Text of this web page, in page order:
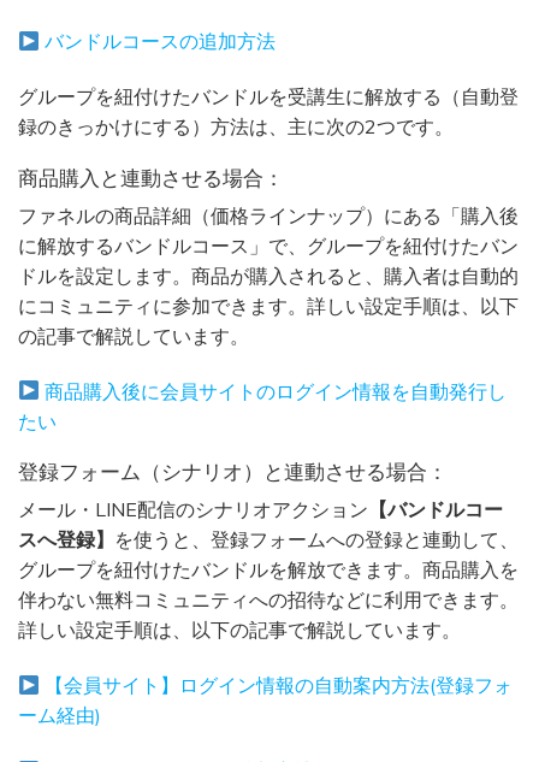
バンドルコースの追加方法
グループを紐付けたバンドルを受講生に解放する（自動登
録のきっかけにする）方法は、主に次の2つです。
商品購入と連動させる場合：
ファネルの商品詳細（価格ラインナップ）にある「購入後
に解放するバンドルコース」で、グループを紐付けたバン
ドルを設定します。商品が購入されると、購入者は自動的
にコミュニティに参加できます。詳しい設定手順は、以下
の記事で解説しています。
商品購入後に会員サイトのログイン情報を自動発行し
たい
登録フォーム（シナリオ）と連動させる場合：
メール・LINE配信のシナリオアクション 【バンドルコー
スへ登録】 を使うと、登録フォームへの登録と連動して、
グループを紐付けたバンドルを解放できます。商品購入を
伴わない無料コミュニティへの招待などに利用できます。
詳しい設定手順は、以下の記事で解説しています。
【会員サイト】ログイン情報の自動案内方法(登録フォ
ーム経由)